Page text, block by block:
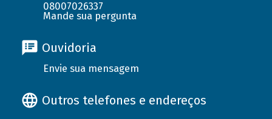
08007026337
Mande sua pergunta
Ouvidoria
Envie sua mensagem
Outros telefones e endereços